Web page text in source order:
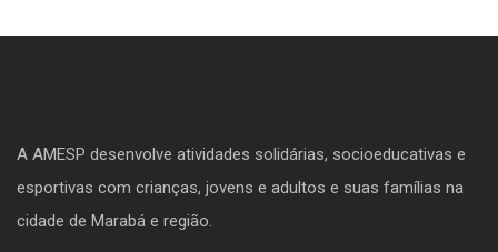
A AMESP desenvolve atividades solidárias, socioeducativas e
esportivas com crianças, jovens e adultos e suas famílias na
cidade de Marabá e região.